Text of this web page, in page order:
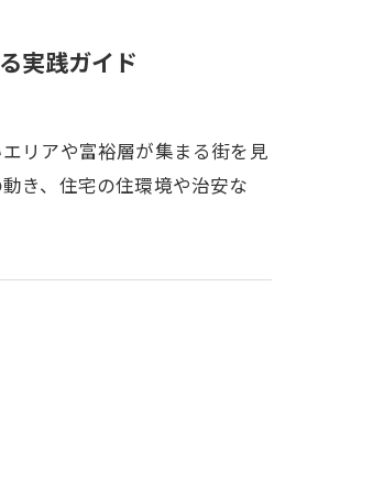
実践ガイド
リアや富裕層が集まる街を見
き、住宅の住環境や治安な